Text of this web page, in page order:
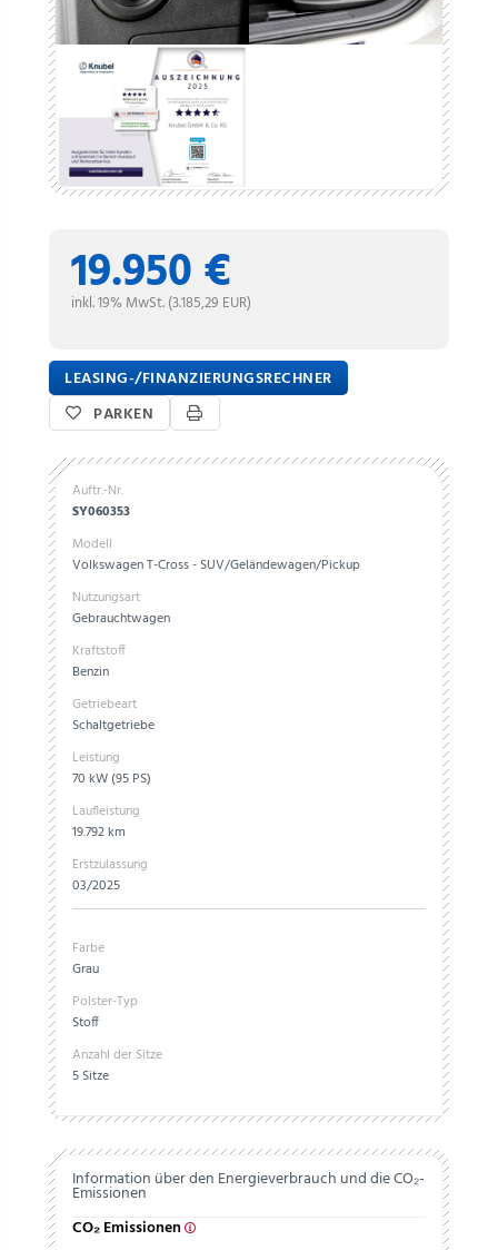
19.950 €
inkl. 19% MwSt. (3.185,29 EUR)
LEASING-/FINANZIERUNGSRECHNER
PARKEN
Auftr.-Nr.
SY060353
Modell
Volkswagen T-Cross - SUV/Geländewagen/Pickup
Nutzungsart
Gebrauchtwagen
Kraftstoff
Benzin
Getriebeart
Schaltgetriebe
Leistung
70 kW (95 PS)
Laufleistung
19.792 km
Erstzulassung
03/2025
Farbe
Grau
Polster-Typ
Stoff
Anzahl der Sitze
5 Sitze
Information über den Energieverbrauch und die CO₂-
Emissionen
CO₂ Emissionen